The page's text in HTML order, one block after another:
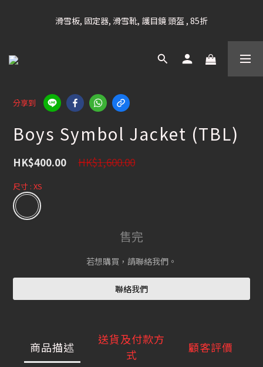
凡購滿HK$699 香港及澳門 [免運費] (大型貨品除外)
滑雪板, 固定器, 滑雪靴, 護目鏡 頭盔 , 85折
滑雪衫, 滑雪褲, 底、中層保暖 / 外套, 滑雪手套, 滑雪襪, 滑雪板袋,
凡購滿HK$699 香港及澳門 [免運費] (大型貨品除外)
分享到
Boys Symbol Jacket (TBL)
HK$1,600.00
HK$400.00
尺寸 : XS
售完
若想購買，請聯絡我們。
聯絡我們
商品描述
送貨及付款方
式
顧客評價